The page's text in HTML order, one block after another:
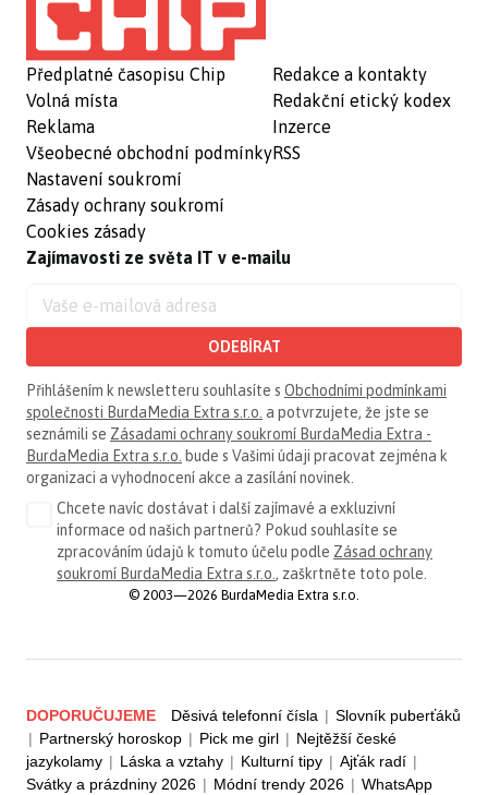
Předplatné časopisu Chip
Volná místa
Reklama
Všeobecné obchodní podmínky
Nastavení soukromí
Zásady ochrany soukromí
Cookies zásady
Redakce a kontakty
Redakční etický kodex
Inzerce
RSS
Zajímavosti ze světa IT v e-mailu
ODEBÍRAT
Přihlášením k newsletteru souhlasíte s Obchodními podmínkami
společnosti BurdaMedia Extra s.r.o. a potvrzujete, že jste se
seznámili se Zásadami ochrany soukromí BurdaMedia Extra -
BurdaMedia Extra s.r.o. bude s Vašimi údaji pracovat zejména k
organizaci a vyhodnocení akce a zasílání novinek.
Chcete navíc dostávat i další zajímavé a exkluzivní
informace od našich partnerů? Pokud souhlasíte se
zpracováním údajů k tomuto účelu podle Zásad ochrany
soukromí BurdaMedia Extra s.r.o., zaškrtněte toto pole.
© 2003—2026 BurdaMedia Extra s.r.o.
DOPORUČUJEME Děsivá telefonní čísla | Slovník puberťáků
| Partnerský horoskop | Pick me girl | Nejtěžší české
jazykolamy | Láska a vztahy | Kulturní tipy | Ajťák radí |
Svátky a prázdniny 2026 | Módní trendy 2026 | WhatsApp